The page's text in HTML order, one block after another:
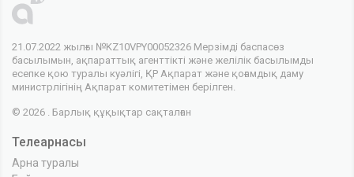
21.07.2022 жылғы №KZ10VPY00052326 Мерзімді баспасөз
басылымын, ақпараттық агенттікті және желілік басылымды
есепке қою туралы куәлігі, ҚР Ақпарат және қоғамдық даму
министрлігінің Ақпарат комитетімен берілген.
© 2026 . Барлық құқықтар сақталған
Телеарнасы
Арна туралы